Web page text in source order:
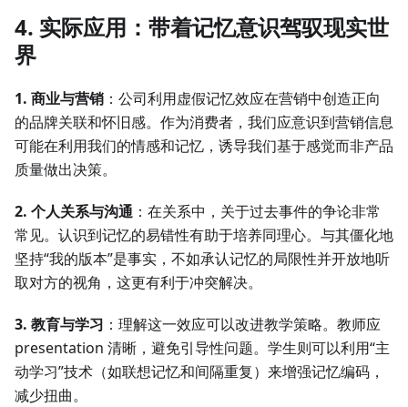
4. 实际应用：带着记忆意识驾驭现实世
界
1. 商业与营销 ：公司利用虚假记忆效应在营销中创造正向
的品牌关联和怀旧感。作为消费者，我们应意识到营销信息
可能在利用我们的情感和记忆，诱导我们基于感觉而非产品
质量做出决策。
2. 个人关系与沟通 ：在关系中，关于过去事件的争论非常
常见。认识到记忆的易错性有助于培养同理心。与其僵化地
坚持“我的版本”是事实，不如承认记忆的局限性并开放地听
取对方的视角，这更有利于冲突解决。
3. 教育与学习 ：理解这一效应可以改进教学策略。教师应
presentation 清晰，避免引导性问题。学生则可以利用“主
动学习”技术（如联想记忆和间隔重复）来增强记忆编码，
减少扭曲。